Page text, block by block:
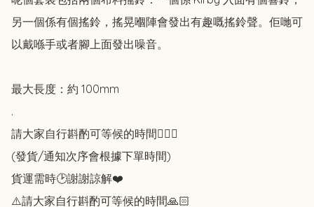
另一個係有個搖鈴，搖晃嗰陣會發出有趣嘅搖鈴聲。佢哋可
以戴喺手或者腳上面發出噪音。
最大長度：約 100mm
.
請大家自行斟酌可等候的時間🙇🏻‍♀️
(發貨/通知次序會根據下單時間)
貨運需時🕑謝謝諒解❤️
⚠️請大家自行斟酌可等候的時間🙏🏻